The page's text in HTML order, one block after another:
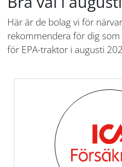
Här är de bolag vi för
rekommendera för dig
för EPA-traktor i augusti